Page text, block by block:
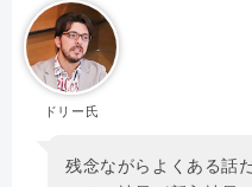
ドリー氏
残念ながらよくある話